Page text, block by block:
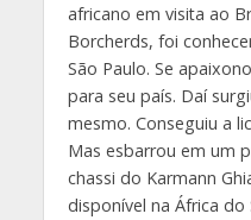
africano em visita ao
Borcherds, foi
São Paulo. Se
para seu país. Daí
mesmo. Conseguiu a
Mas esbarrou em um
chassi do Karmann
disponível na África do